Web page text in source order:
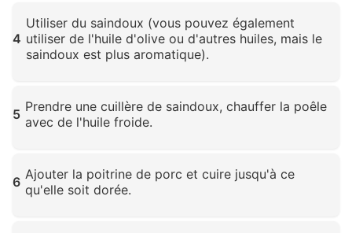
4
Utiliser du saindoux (vous pouvez également
utiliser de l'huile d'olive ou d'autres huiles, mais le
saindoux est plus aromatique).
5 Prendre une cuillère de saindoux, chauffer la poêle
avec de l'huile froide.
6 Ajouter la poitrine de porc et cuire jusqu'à ce
qu'elle soit dorée.